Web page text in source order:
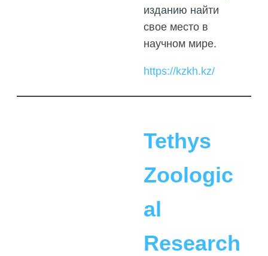
изданию найти
свое место в
научном мире.
https://kzkh.kz/
Tethys
Zoologic
al
Research